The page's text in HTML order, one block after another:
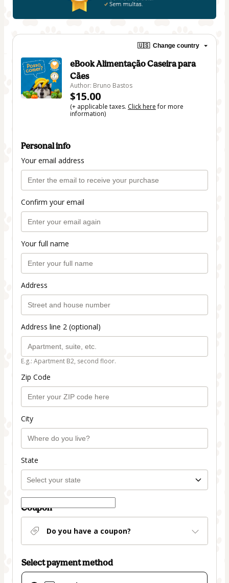
🇺🇸 Change country
eBook Alimentação Caseira para
Cães
Author: Bruno Bastos
$15.00
(+ applicable taxes. Click herefor more
information)
Personal info
Your email address
Confirm your email
Your full name
Address
Address line 2 (optional)
E.g.: Apartment B2, second floor.
Zip Code
City
State
Coupon
Do you have a coupon?
Select payment method
Card